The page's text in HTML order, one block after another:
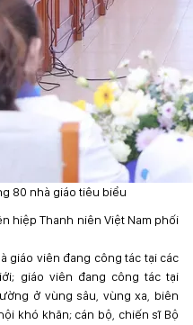
80 nhà giáo tiêu biểu
hiệp Thanh niên Việt Nam phối
giáo viên đang công tác tại các
giáo viên đang công tác tại
ở vùng sâu, vùng xa, biên
khó khăn; cán bộ, chiến sĩ Bộ